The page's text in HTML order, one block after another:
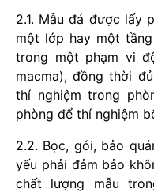
2.1. Mẫu đá được lấy
một lớp hay một
trong một phạm vi
macma), đồng thời
thí nghiệm trong
phòng để thí nghiệm
2.2. Bọc, gói, bảo
yếu phải đảm bảo
chất lượng mẫu